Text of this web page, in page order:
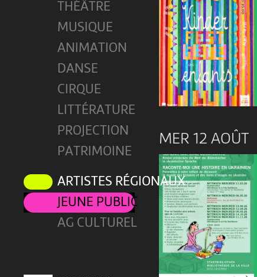
THÉÂTRE
MUSIQUE
ANIMATION
DANSE
CIRQUE
LITTÉRATURE
PROJECTION
PATRIMOINE
ARTISTES RÉGIONAUX
JEUNE PUBLIC
AG CULTUREL
MER 12 AOÛT